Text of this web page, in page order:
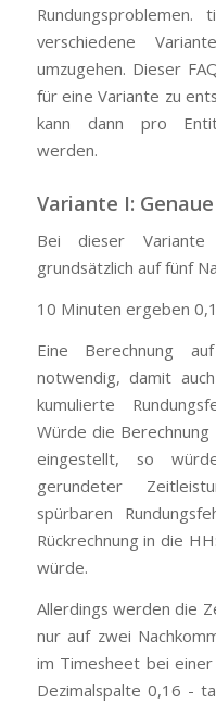
Rundungsproblemen.
verschiedene
umzugehen. Dieser
für eine Variante zu
kann dann pro
werden.
Variante I:
Bei dieser Variante
grundsätzlich auf fünf
10 Minuten ergeben
Eine Berechnung
notwendig, damit
kumulierte
Würde die
eingestellt, so
gerundeter
spürbaren
Rückrechnung in die
würde.
Allerdings werden die
nur auf zwei
im Timesheet bei
Dezimalspalte 0,16 -